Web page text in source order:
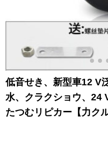
低音せき、新型車12 V
水、クラクショウ、24
たつむリピカー【力クル